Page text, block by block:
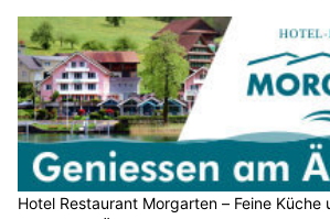
Hotel Restaurant Morgarten – Feine Küche
Auszeit am Ägerisee